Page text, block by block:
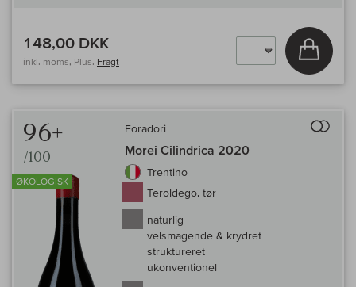
148,00 DKK
inkl. moms, Plus. Fragt
Læg i
96+
/100
ØKOLOGISK
Foradori
Morei Cilindrica 2020
Trentino
Teroldego, tør
naturlig
velsmagende & krydret
struktureret
ukonventionel